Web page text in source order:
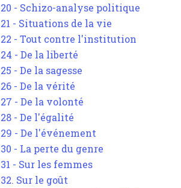
20 - Schizo-analyse politique
21 - Situations de la vie
22 - Tout contre l'institution
24 - De la liberté
25 - De la sagesse
26 - De la vérité
27 - De la volonté
28 - De l'égalité
29 - De l'événement
30 - La perte du genre
31 - Sur les femmes
32. Sur le goût